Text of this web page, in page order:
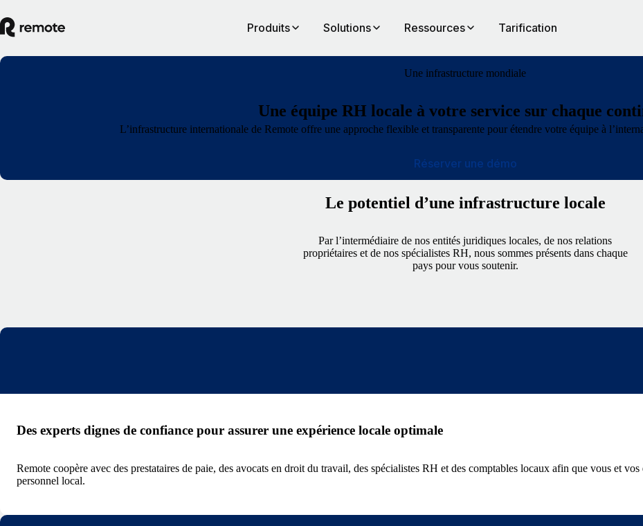
Produits Solutions Ressources Tarification
Une infrastructure mondiale
Une équipe RH locale à votre service sur chaque
L’infrastructure internationale de Remote offre une approche flexible et transparente pour étendre votre équipe à
Réserver une démo
Le potentiel d’une infrastructure locale
Par l’intermédiaire de nos entités juridiques locales, de nos relations
propriétaires et de nos spécialistes RH, nous sommes présents dans chaque
pays pour vous soutenir.
Des experts dignes de confiance pour assurer une expérience locale optimale
Remote coopère avec des prestataires de paie, des avocats en droit du travail, des spécialistes RH et des comptables locaux afin que vous et
personnel local.